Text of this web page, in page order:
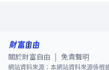
關於財富自由 免責聲明
網站資料來源：本網站資料來源係根